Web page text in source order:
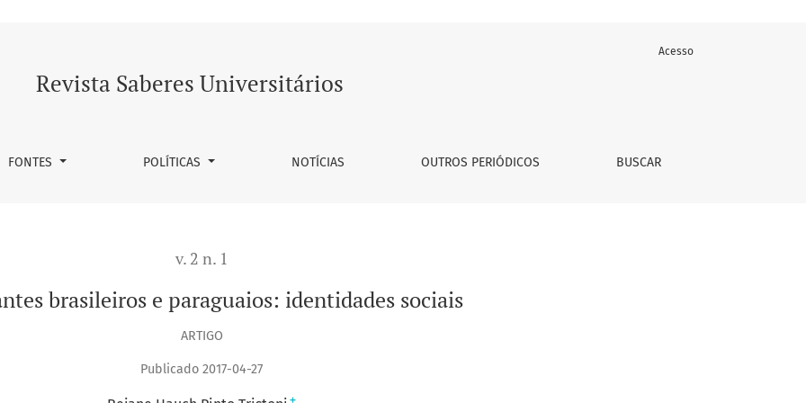
sociais
Revista Saberes Universitários
FONTES POLÍTICAS NOTÍCIAS OUTROS PERIÓDICOS BUSCAR
Acesso
v. 2 n. 1
brasileiros e paraguaios: identidades sociais
ARTIGO
Publicado 2017-04-27
+